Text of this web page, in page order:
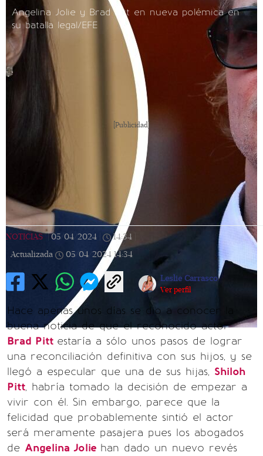
Angelina Jolie y Brad Pitt en nueva polémica en
su batalla legal/EFE
[Publicidad]
NOTICIAS | 05/04/2024 14:34
Actualizada
05/04/2024 14:34
Leslie Carrasco
Ver perfil
Hace apenas unos días se dio a conocer la
buena noticia de que el reconocido actor
Brad Pitt estaría a sólo unos pasos de lograr
una reconciliación definitiva con sus hijos, y se
llegó a especular que una de sus hijas, Shiloh
Pitt, habría tomado la decisión de empezar a
vivir con él. Sin embargo, parece que la
felicidad que probablemente sintió el actor
será meramente pasajera pues los abogados
de Angelina Jolie han dado un nuevo revés